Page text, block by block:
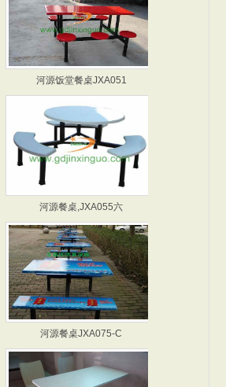
河源饭堂餐桌JXA051 深圳
河源餐桌,JXA055六 深圳
河源餐桌JXA075-C